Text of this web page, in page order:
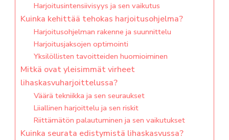
Harjoitusintensiivisyys ja sen vaikutus
Kuinka kehittää tehokas harjoitusohjelma?
Harjoitusohjelman rakenne ja suunnittelu
Harjoitusjaksojen optimointi
Yksilöllisten tavoitteiden huomioiminen
Mitkä ovat yleisimmät virheet
lihaskasvuharjoittelussa?
Väärä tekniikka ja sen seuraukset
Liiallinen harjoittelu ja sen riskit
Riittämätön palautuminen ja sen vaikutukset
Kuinka seurata edistymistä lihaskasvussa?